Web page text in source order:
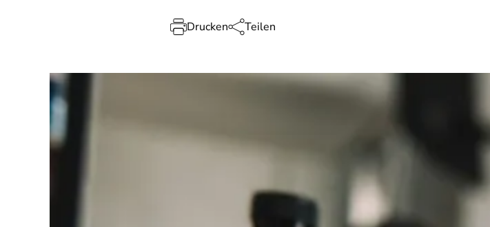
Drucken Teilen